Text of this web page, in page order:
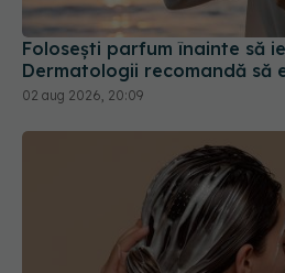
Folosești parfum înainte să
Dermatologii recomandă să
02 aug 2026, 20:09